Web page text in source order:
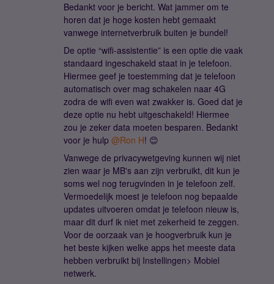
Bedankt voor je bericht. Wat jammer om te
horen dat je hoge kosten hebt gemaakt
vanwege internetverbruik buiten je bundel!
De optie “wifi-assistentie” is een optie die vaak
standaard ingeschakeld staat in je telefoon.
Hiermee geef je toestemming dat je telefoon
automatisch over mag schakelen naar 4G
zodra de wifi even wat zwakker is. Goed dat je
deze optie nu hebt uitgeschakeld! Hiermee
zou je zeker data moeten besparen. Bedankt
voor je hulp @Ron H! 😊
Vanwege de privacywetgeving kunnen wij niet
zien waar je MB's aan zijn verbruikt, dit kun je
soms wel nog terugvinden in je telefoon zelf.
Vermoedelijk moest je telefoon nog bepaalde
updates uitvoeren omdat je telefoon nieuw is,
maar dit durf ik niet met zekerheid te zeggen.
Voor de oorzaak van je hoogverbruik kun je
het beste kijken welke apps het meeste data
hebben verbruikt bij Instellingen> Mobiel
netwerk.